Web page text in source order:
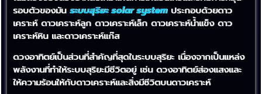
รอบตัวของมัน ระบบสุริยะ solar systemประกอบด้วยดาว
เคราะห์ ดาวเคราะห์ลูก ดาวเคราะห์เล็ก ดาวเคราะห์น้ำแข็ง ดาว
เคราะห์หิน และดาวเคราะห์แก๊ส
ดวงอาทิตย์เป็นส่วนที่สำคัญที่สุดในระบบสุริยะ เนื่องจากเป็นแหล่ง
พลังงานที่ทำให้ระบบสุริยะมีชีวิตอยู่ เช่น ดวงอาทิตย์ส่องแสงและ
ให้ความร้อนให้กับดาวเคราะห์และสิ่งมีชีวิตบนดาวเคราะห์